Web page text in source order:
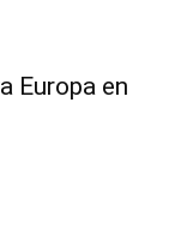
Europa en